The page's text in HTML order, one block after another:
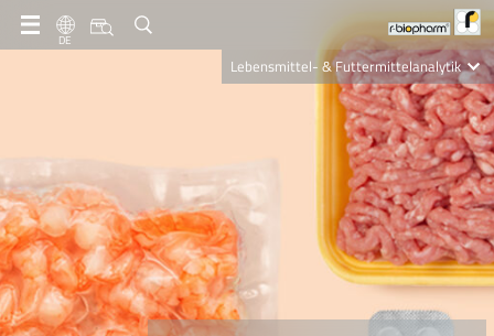
DE
Lebensmittel- & Futtermittelanalytik
Clinical Diagnostics